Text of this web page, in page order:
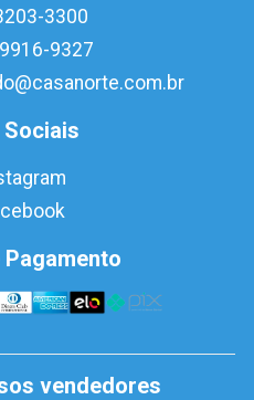
3300
9327
Sociais
vendedores